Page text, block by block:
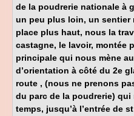
de la poudrerie nationale à
un peu plus loin, un sentier
place plus haut, nous la
castagne, le lavoir, montée
principale qui nous mène
d’orientation à côté du 2e
route , (nous ne prenons
du parc de la poudrerie)
temps, jusqu’à l’entrée de